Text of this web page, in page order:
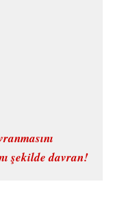
şekilde davran!